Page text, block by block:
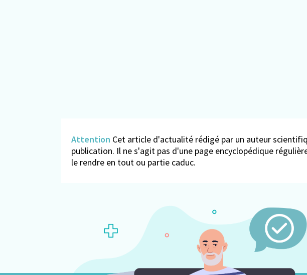
Attention Cet article d'actualité rédigé par un auteur
publication. Il ne s'agit pas d'une page encyclopédique
le rendre en tout ou partie caduc.